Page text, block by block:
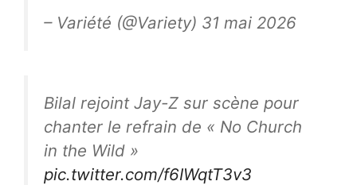
– Variété (@Variety) 31 mai 2026
Bilal rejoint Jay-Z sur scène pour
chanter le refrain de « No Church
in the Wild »
pic.twitter.com/f6IWqtT3v3